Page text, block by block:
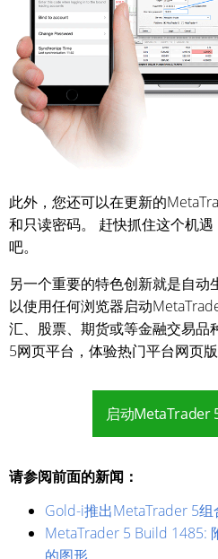
此外，您还可以在更新的
和只读密码。 赶快抓住这个机
吧。
另一个重要的特色创新就是自
以使用任何浏览器启动
汇、股票、期货或等金融交易品
5网页平台，体验热门平台网页
启动MetaTrader
请参阅前面的新闻：
Gold-i推出MetaTrader 5
MetaTrader 5 Build 1485: